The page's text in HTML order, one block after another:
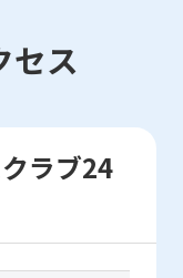
セス
ラブ24